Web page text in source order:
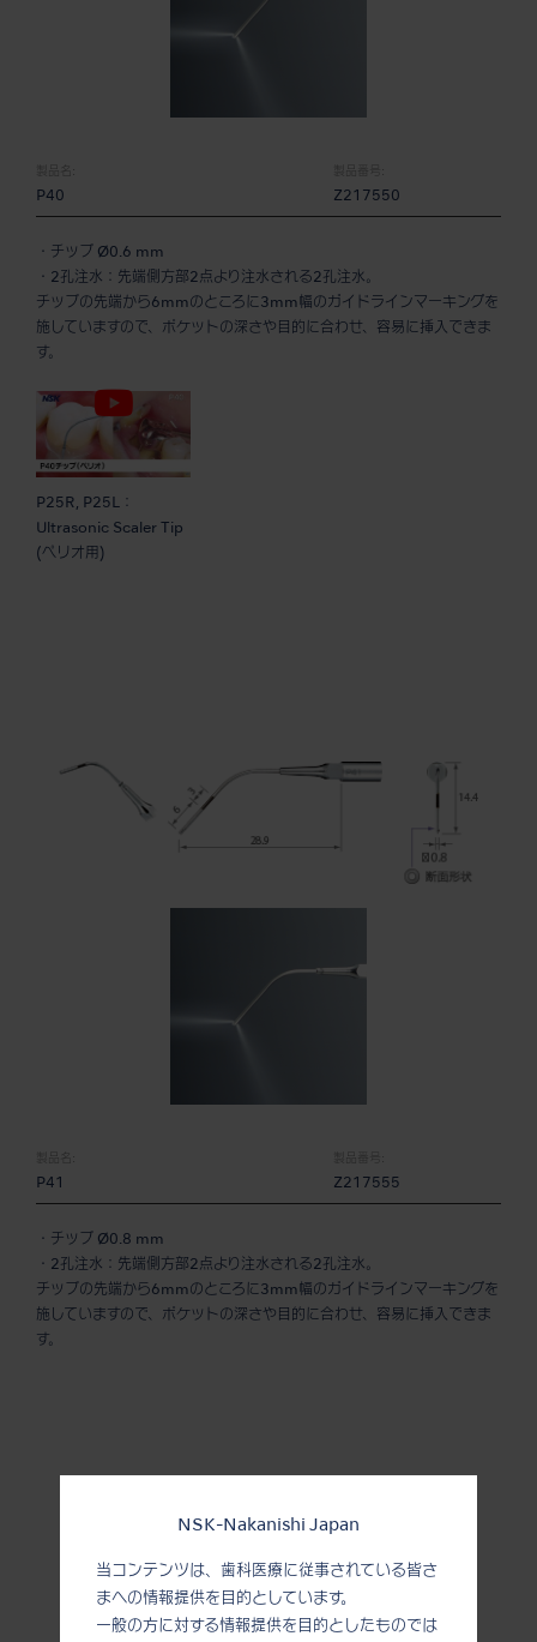
NSK-Nakanishi Japan
当コンテンツは、歯科医療に従事されている皆さ
まへの情報提供を目的としています。
一般の方に対する情報提供を目的としたものでは
製品名:
P40
製品番号:
Z217550
・チップ Ø0.6 mm
・2孔注水：先端側方部2点より注水される2孔注水。
チップの先端から6mmのところに3mm幅のガイドラインマーキングを
施していますので、ポケットの深さや目的に合わせ、容易に挿入できま
す。
P25R, P25L：
Ultrasonic Scaler Tip
(ペリオ用)
製品名:
P41
製品番号:
Z217555
・チップ Ø0.8 mm
・2孔注水：先端側方部2点より注水される2孔注水。
チップの先端から6mmのところに3mm幅のガイドラインマーキングを
施していますので、ポケットの深さや目的に合わせ、容易に挿入できま
す。